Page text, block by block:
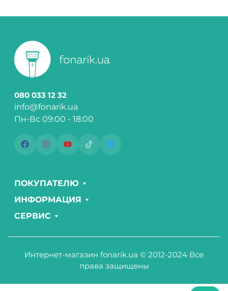
080 033 12 32
info@fonarik.ua
Пн-Вс 09:00 - 18:00
ПОКУПАТЕЛЮ
ИНФОРМАЦИЯ
СЕРВИС
Интернет-магазин fonarik.ua © 2012-2024 Все
права защищены